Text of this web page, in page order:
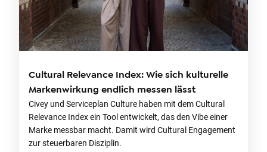
Cultural Relevance Index: Wie sich kulturelle
Markenwirkung endlich messen lässt
Civey und Serviceplan Culture haben mit dem Cultural
Relevance Index ein Tool entwickelt, das den Vibe einer
Marke messbar macht. Damit wird Cultural Engagement
zur steuerbaren Disziplin.